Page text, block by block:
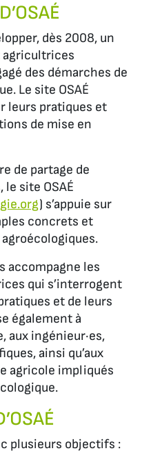
dès 2008, un
agricultrices
des démarches de
Le site OSAÉ
leurs pratiques et
de mise en
de partage de
site OSAÉ
) s’appuie sur
concrets et
accompagne les
qui s’interrogent
et de leurs
également à
aux ingénieur·es,
ainsi qu’aux
agricole impliqués
plusieurs objectifs :